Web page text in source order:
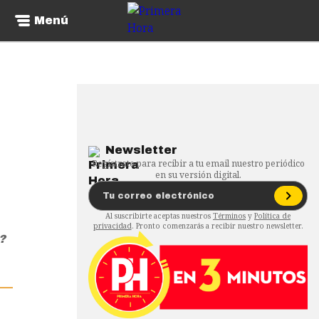
Menú
Newsletter
Regístrate para recibir a tu email nuestro periódico
en su versión digital.
Al suscribirte aceptas nuestros Términos y Política de
privacidad. Pronto comenzarás a recibir nuestro newsletter.